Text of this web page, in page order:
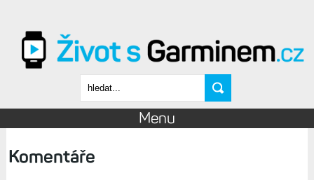
Vyhledávání
Menu
Komentáře